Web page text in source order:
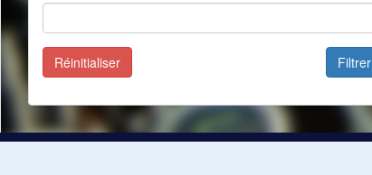
Filtrer
Réinitialiser